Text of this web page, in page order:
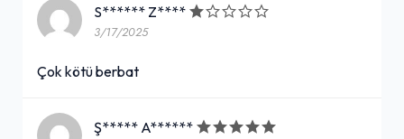
S****** Z****
3/17/2025
Çok kötü berbat
Ş***** A******